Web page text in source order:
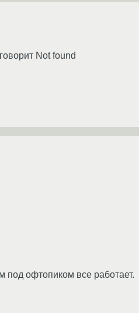
Not found
под офтопиком все работает.